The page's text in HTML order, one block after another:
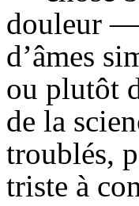
douleur —
d’âmes
ou plutôt
de la
troublés,
triste à